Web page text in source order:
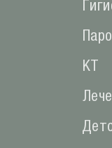
КТ